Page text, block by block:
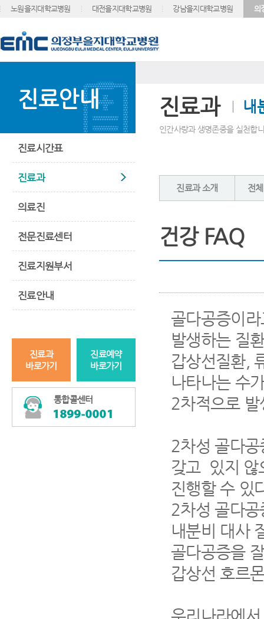
노원을지대학교병원 대전을지대학교병원 강남을지대학교병원 의
진료안내
진료시간표
진료과
의료진
전문진료센터
진료지원부서
진료안내
진료과
바로가기
진료예약
바로가기
통합콜센터
진료과 내
인간사랑과 생명존중을 실천합
진료과 소개 전
건강 FAQ
골다공증이
발생하는 질
갑상선질환,
나타나는 수
2차적으로
2차성 골다
갖고 있지 않
진행할 수 있
2차성 골다
내분비 대사
골다공증을
갑상선 호르